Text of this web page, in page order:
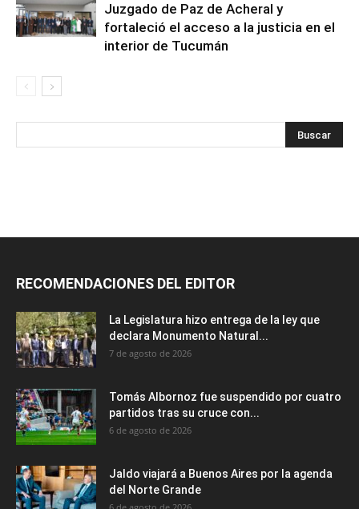
Juzgado de Paz de Acheral y
fortaleció el acceso a la justicia en el
interior de Tucumán
RECOMENDACIONES DEL EDITOR
La Legislatura hizo entrega de la ley que
declara Monumento Natural...
7 de agosto de 2026
Tomás Albornoz fue suspendido por cuatro
partidos tras su cruce con...
6 de agosto de 2026
Jaldo viajará a Buenos Aires por la agenda
del Norte Grande